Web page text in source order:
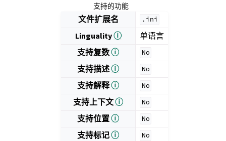
支持的功能
文件扩展名 .ini
Lingualityⓘ
单语言
支持复数ⓘ No
支持描述ⓘ No
支持解释ⓘ No
支持上下文ⓘ No
支持位置ⓘ No
支持标记ⓘ No